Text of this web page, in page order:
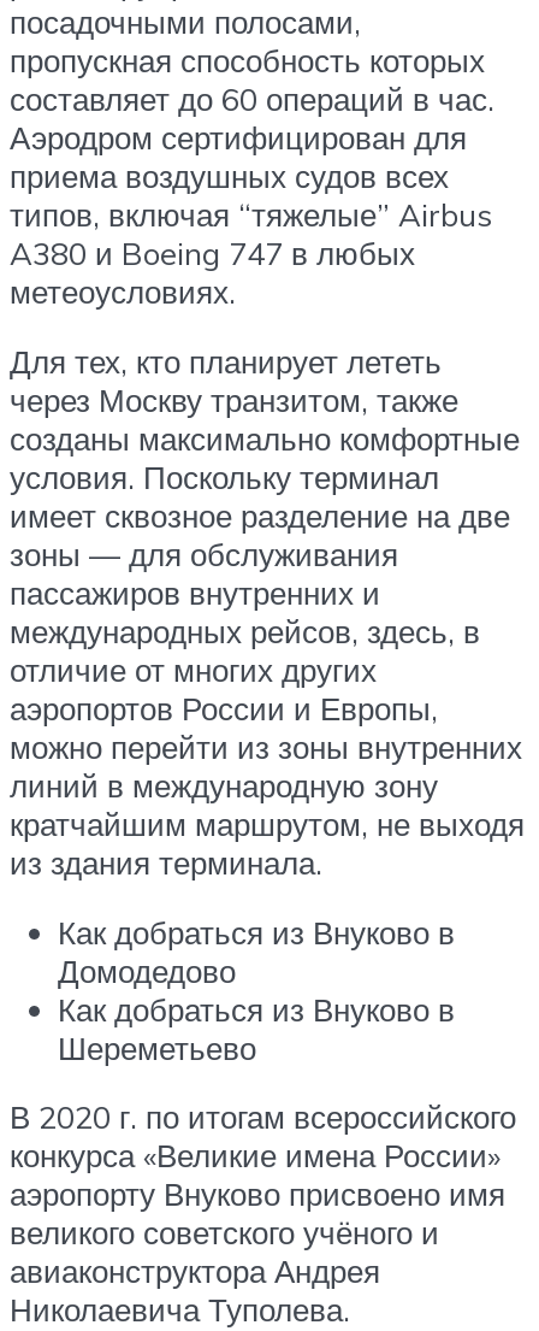
посадочными полосами,
пропускная способность которых
составляет до 60 операций в час.
Аэродром сертифицирован для
приема воздушных судов всех
типов, включая “тяжелые” Airbus
A380 и Boeing 747 в любых
метеоусловиях.
Для тех, кто планирует лететь
через Москву транзитом, также
созданы максимально комфортные
условия. Поскольку терминал
имеет сквозное разделение на две
зоны — для обслуживания
пассажиров внутренних и
международных рейсов, здесь, в
отличие от многих других
аэропортов России и Европы,
можно перейти из зоны внутренних
линий в международную зону
кратчайшим маршрутом, не выходя
из здания терминала.
Как добраться из Внуково в
Домодедово
Как добраться из Внуково в
Шереметьево
В 2020 г. по итогам всероссийского
конкурса «Великие имена России»
аэропорту Внуково присвоено имя
великого советского учёного и
авиаконструктора Андрея
Николаевича Туполева.